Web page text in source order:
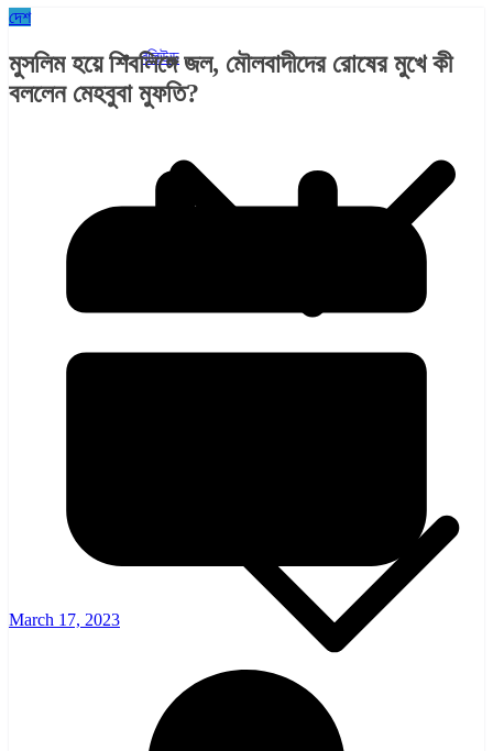
বলিউড
দেশ
মুসলিম হয়ে শিবলিঙ্গে জল, মৌলবাদীদের রোষের মুখে কী
বললেন মেহবুবা মুফতি?
March 17, 2023